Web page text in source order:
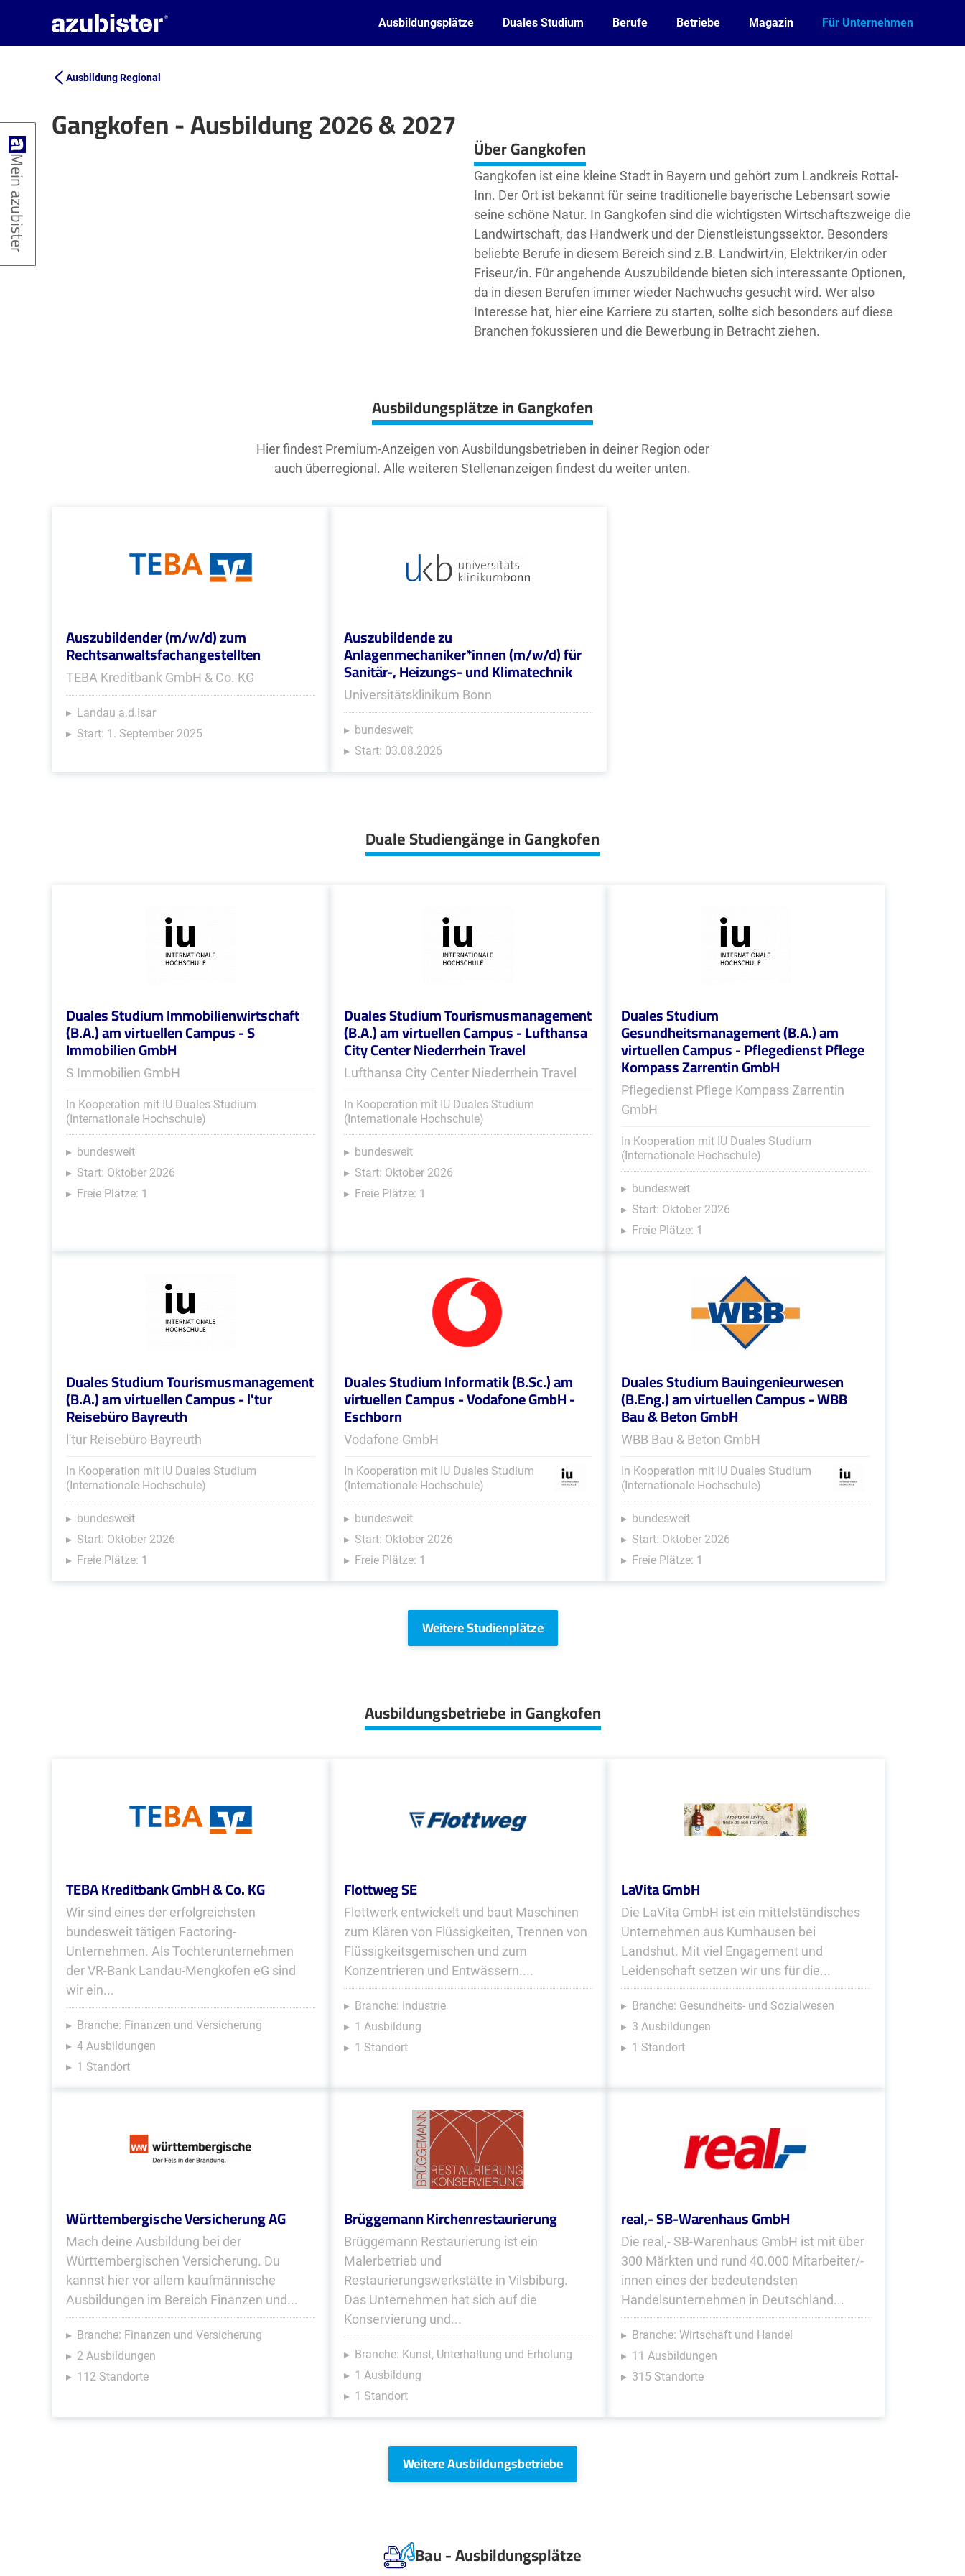
Ausbildungsplätze Duales Studium Berufe Betriebe Magazin Für Unternehmen
Ausbildung Regional
Gangkofen - Ausbildung 2026 & 2027
Leaflet| ©OpenStreetMap2contributors Über Gangkofen
Gangkofen ist eine kleine Stadt in Bayern und gehört zum Landkreis Rottal-
Inn. Der Ort ist bekannt für seine traditionelle bayerische Lebensart sowie
seine schöne Natur. In Gangkofen sind die wichtigsten Wirtschaftszweige die
Landwirtschaft, das Handwerk und der Dienstleistungssektor. Besonders
beliebte Berufe in diesem Bereich sind z.B. Landwirt/in, Elektriker/in oder
Friseur/in. Für angehende Auszubildende bieten sich interessante Optionen,
da in diesen Berufen immer wieder Nachwuchs gesucht wird. Wer also
Interesse hat, hier eine Karriere zu starten, sollte sich besonders auf diese
Branchen fokussieren und die Bewerbung in Betracht ziehen.
Ausbildungsplätze in Gangkofen
Hier findest Premium-Anzeigen von Ausbildungsbetrieben in deiner Region oder
auch überregional. Alle weiteren Stellenanzeigen findest du weiter unten.
Auszubildender (m/w/d) zum
Rechtsanwaltsfachangestellten
TEBA Kreditbank GmbH & Co. KG
Landau a.d.Isar
Start: 1. September 2025
Auszubildende zu
Anlagenmechaniker*innen (m/w/d) für
Sanitär-, Heizungs- und Klimatechnik
Universitätsklinikum Bonn
bundesweit
Start: 03.08.2026
Duale Studiengänge in Gangkofen
Duales Studium Immobilienwirtschaft
(B.A.) am virtuellen Campus - S
Immobilien GmbH
S Immobilien GmbH
In Kooperation mit IU Duales Studium
(Internationale Hochschule)
bundesweit
Start: Oktober 2026
Freie Plätze: 1
Duales Studium Tourismusmanagement
(B.A.) am virtuellen Campus - Lufthansa
City Center Niederrhein Travel
Lufthansa City Center Niederrhein Travel
In Kooperation mit IU Duales Studium
(Internationale Hochschule)
bundesweit
Start: Oktober 2026
Freie Plätze: 1
Duales Studium
Gesundheitsmanagement (B.A.) am
virtuellen Campus - Pflegedienst Pflege
Kompass Zarrentin GmbH
Pflegedienst Pflege Kompass Zarrentin
GmbH
In Kooperation mit IU Duales Studium
(Internationale Hochschule)
bundesweit
Start: Oktober 2026
Freie Plätze: 1
Duales Studium Tourismusmanagement
(B.A.) am virtuellen Campus - l'tur
Reisebüro Bayreuth
l'tur Reisebüro Bayreuth
In Kooperation mit IU Duales Studium
(Internationale Hochschule)
bundesweit
Start: Oktober 2026
Freie Plätze: 1
Duales Studium Informatik (B.Sc.) am
virtuellen Campus - Vodafone GmbH -
Eschborn
Vodafone GmbH
In Kooperation mit IU Duales Studium
(Internationale Hochschule)
bundesweit
Start: Oktober 2026
Freie Plätze: 1
Duales Studium Bauingenieurwesen
(B.Eng.) am virtuellen Campus - WBB
Bau & Beton GmbH
WBB Bau & Beton GmbH
In Kooperation mit IU Duales Studium
(Internationale Hochschule)
bundesweit
Start: Oktober 2026
Freie Plätze: 1
Weitere Studienplätze
Ausbildungsbetriebe in Gangkofen
TEBA Kreditbank GmbH & Co. KG
Wir sind eines der erfolgreichsten
bundesweit tätigen Factoring-
Unternehmen. Als Tochter­unternehmen
der VR-Bank Landau-Mengkofen eG sind
wir ein...
Branche: Finanzen und Versicherung
4 Ausbildungen
1 Standort
Flottweg SE
Flottwerk entwickelt und baut Maschinen
zum Klären von Flüssigkeiten, Trennen von
Flüssigkeitsgemischen und zum
Konzentrieren und Entwässern....
Branche: Industrie
1 Ausbildung
1 Standort
LaVita GmbH
Die LaVita GmbH ist ein mittelständisches
Unternehmen aus Kumhausen bei
Landshut. Mit viel Engagement und
Leidenschaft setzen wir uns für die...
Branche: Gesundheits- und Sozialwesen
3 Ausbildungen
1 Standort
Württembergische Versicherung AG
Mach deine Ausbildung bei der
Württembergischen Versicherung. Du
kannst hier vor allem kaufmännische
Ausbildungen im Bereich Finanzen und...
Branche: Finanzen und Versicherung
2 Ausbildungen
112 Standorte
Brüggemann Kirchenrestaurierung
Brüggemann Restaurierung ist ein
Malerbetrieb und
Restaurierungswerkstätte in Vilsbiburg.
Das Unternehmen hat sich auf die
Konservierung und...
Branche: Kunst, Unterhaltung und Erholung
1 Ausbildung
1 Standort
real,- SB-Warenhaus GmbH
Die real,- SB-Warenhaus GmbH ist mit über
300 Märkten und rund 40.000 Mitarbeiter/-
innen eines der bedeutendsten
Handelsunternehmen in Deutschland...
Branche: Wirtschaft und Handel
11 Ausbildungen
315 Standorte
Weitere Ausbildungsbetriebe
Bau - Ausbildungsplätze
Mein azubister